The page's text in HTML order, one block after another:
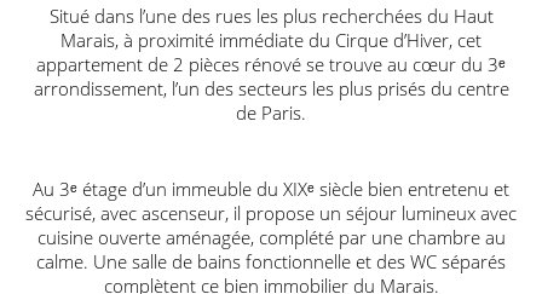
Situé dans l’une des rues les plus recherchées du Haut
Marais, à proximité immédiate du Cirque d’Hiver, cet
appartement de 2 pièces rénové se trouve au cœur du 3ᵉ
arrondissement, l’un des secteurs les plus prisés du centre
de Paris.
Au 3ᵉ étage d’un immeuble du XIXᵉ siècle bien entretenu et
sécurisé, avec ascenseur, il propose un séjour lumineux avec
cuisine ouverte aménagée, complété par une chambre au
calme. Une salle de bains fonctionnelle et des WC séparés
complètent ce bien immobilier du Marais.